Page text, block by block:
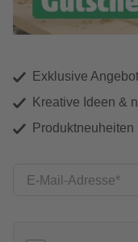
Exklusive
Kreative Ideen &
E-Mail-Adresse